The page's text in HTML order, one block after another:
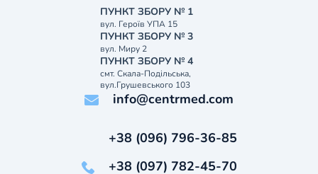
ПУНКТ ЗБОРУ № 1
вул. Героїв УПА 15
ПУНКТ ЗБОРУ № 3
вул. Миру 2
ПУНКТ ЗБОРУ № 4
смт. Скала-Подільська,
вул.Грушевського 103
info@centrmed.com
+38 (096) 796-36-85
+38 (097) 782-45-70